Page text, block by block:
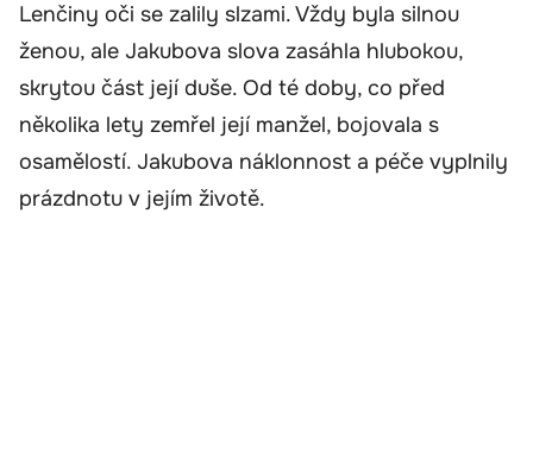
Lenčiny oči se zalily slzami. Vždy byla silnou
ženou, ale Jakubova slova zasáhla hlubokou,
skrytou část její duše. Od té doby, co před
několika lety zemřel její manžel, bojovala s
osamělostí. Jakubova náklonnost a péče vyplnily
prázdnotu v jejím životě.